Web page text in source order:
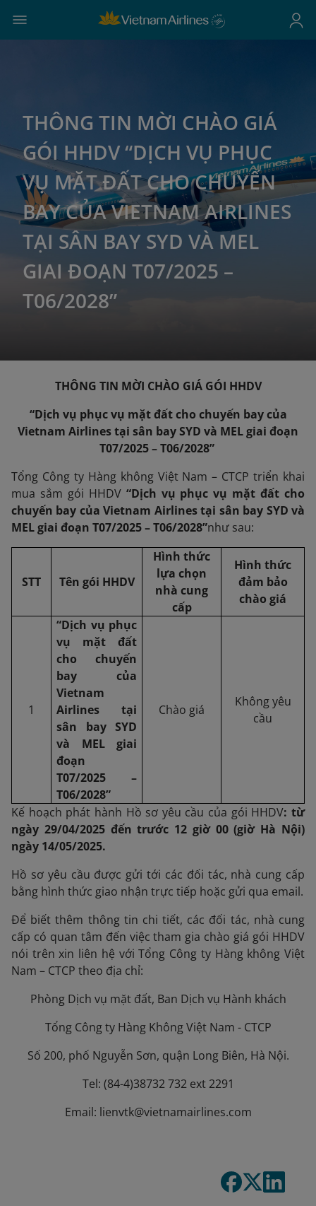
THÔNG TIN MỜI CHÀO GIÁ
GÓI HHDV “DỊCH VỤ PHỤC
VỤ MẶT ĐẤT CHO CHUYẾN
BAY CỦA VIETNAM AIRLINES
TẠI SÂN BAY SYD VÀ MEL
GIAI ĐOẠN T07/2025 –
T06/2028”
THÔNG TIN MỜI CHÀO GIÁGÓI HHDV
“Dịch vụ phục vụ mặt đất cho chuyến bay của
Vietnam Airlines tại sân bay SYD và MELgiai đoạn
T07/2025–T06/2028”
Tổng Công ty Hàng không Việt Nam – CTCP triển khai
mua sắm gói HHDV “Dịch vụ phục vụ mặt đất cho
chuyến bay của Vietnam Airlines tại sân bay SYD và
MELgiai đoạn T07/2025–T06/2028”như sau:
STT Tên gói HHDV
Hình thức
lựa chọn
nhà cung
cấp
Hình thức
đảm bảo
chào giá
1
“Dịch vụ phục
vụ mặt đất
cho chuyến
bay của
Vietnam
Airlines tại
sân bay SYD
và MELgiai
đoạn
T07/2025 –
T06/2028”
Chào giá
Không yêu
cầu
Kế hoạch phát hành Hồ sơ yêu cầu của gói HHDV: từ
ngày 29/04/2025 đến trước 12 giờ 00 (giờ Hà Nội)
ngày 14/05/2025.
Hồ sơ yêu cầu được gửi tới các đối tác, nhà cung cấp
bằng hình thức giao nhận trực tiếp hoặc gửi qua email.
Để biết thêm thông tin chi tiết, các đối tác, nhà cung
cấp có quan tâm đến việc tham gia chào giá gói HHDV
nói trên xin liên hệ với Tổng Công ty Hàng không Việt
Nam – CTCP theo địa chỉ:
Phòng Dịch vụ mặt đất, Ban Dịch vụ Hành khách
Tổng Công ty Hàng Không Việt Nam - CTCP
Số 200, phố Nguyễn Sơn, quận Long Biên, Hà Nội.
Tel: (84-4)38732 732 ext 2291
Email: lienvtk@vietnamairlines.com